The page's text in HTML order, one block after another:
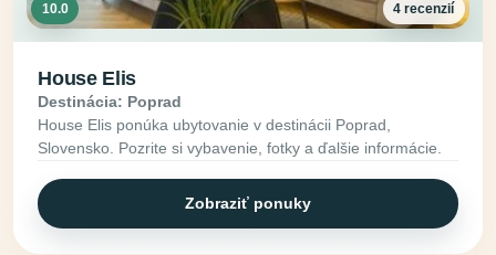
10.0 4 recenzií
House Elis
Destinácia: Poprad
House Elis ponúka ubytovanie v destinácii Poprad,
Slovensko. Pozrite si vybavenie, fotky a ďalšie informácie.
Zobraziť ponuky